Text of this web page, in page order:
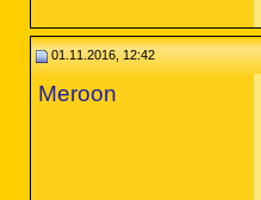
01.11.2016, 12:42
Meroon